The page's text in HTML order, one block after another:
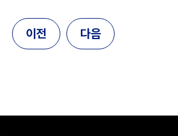
이전 다음